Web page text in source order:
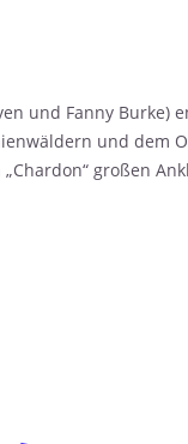
und Fanny Burke)
und
großen